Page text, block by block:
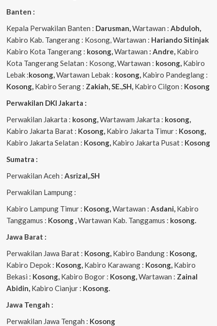
Banten :
Kepala Perwakilan Banten : Darusman,Wartawan : Abduloh,
Kabiro Kab. Tangerang : Kosong, Wartawan : Hariando Sitinjak
Kabiro Kota Tangerang : kosong,Wartawan : Andre, Kabiro
Kota Tangerang Selatan : Kosong, Wartawan : kosong, Kabiro
Lebak :kosong,Wartawan Lebak : kosong, Kabiro Pandeglang :
Kosong, Kabiro Serang : Zakiah, SE.,SH, Kabiro Cilgon : Kosong
Perwakilan DKI Jakarta :
Perwakilan Jakarta : kosong,Wartawam Jakarta : kosong,
Kabiro Jakarta Barat : Kosong, Kabiro Jakarta Timur : Kosong,
Kabiro Jakarta Selatan : Kosong, Kabiro Jakarta Pusat : Kosong
Sumatra :
Perwakilan Aceh : Asrizal,.SH
Perwakilan Lampung :
Kabiro Lampung Timur : Kosong,Wartawan : Asdani, Kabiro
Tanggamus : Kosong ,Wartawan Kab. Tanggamus : kosong.
Jawa Barat :
Perwakilan Jawa Barat : Kosong,Kabiro Bandung : Kosong,
Kabiro Depok : Kosong,Kabiro Karawang : Kosong,Kabiro
Bekasi : Kosong,Kabiro Bogor : Kosong,Wartawan : Zainal
Abidin,Kabiro Cianjur : Kosong.
Jawa Tengah :
Perwakilan Jawa Tengah : Kosong